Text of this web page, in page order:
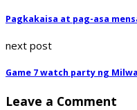
Pagkakaisa at pag-asa
next post
Game 7 watch party ng
Leave a Comment